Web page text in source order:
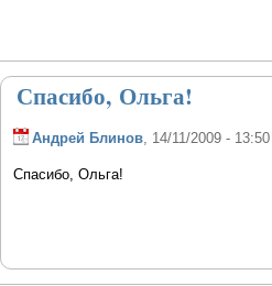
Спасибо, Ольга!
Андрей Блинов, 14/11/2009 - 13:50
Спасибо, Ольга!